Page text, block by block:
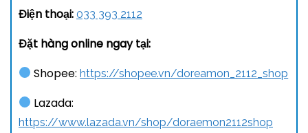
Điện thoại: 033 393 2112
Đặt hàng online ngay tại:
Shopee:https://shopee.vn/doreamon_2112_shop
Lazada:
https://www.lazada.vn/shop/doraemon2112shop